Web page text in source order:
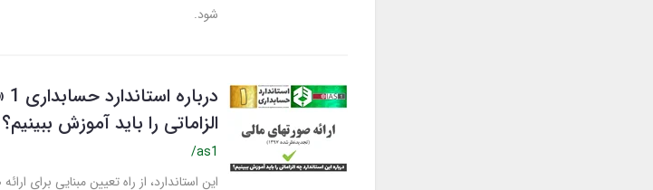
شود.
الزاماتی را باید آموزش ببینیم؟
/as1
این استاندارد، از راه تعیین مبنایی برای